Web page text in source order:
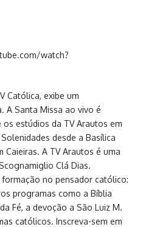
watch?
Católica, exibe um
A Santa Missa ao vivo é
estúdios da TV Arautos em
desde a Basílica
Caieiras. A TV Arautos é uma
Clá Dias.
no pensador católico:
programas como a Bíblia
Fé, a devoção a São Luiz M.
católicos. Inscreva-sem em